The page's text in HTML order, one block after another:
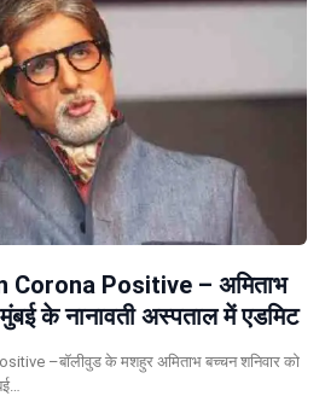
Corona Positive – अमिताभ
के नानावती अस्पताल में एडमिट
–बॉलीवुड के मशहुर अमिताभ बच्चन शनिवार को